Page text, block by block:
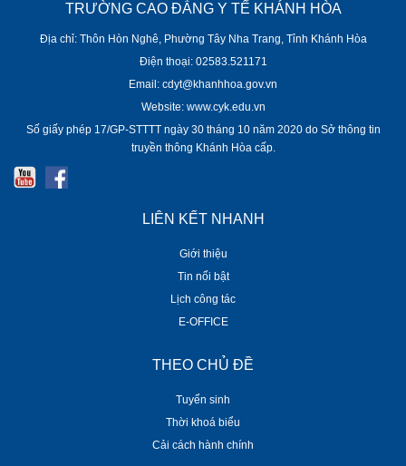
TRƯỜNG CAO ĐẲNG Y TẾ KHÁNH HÒA
Địa chỉ: Thôn Hòn Nghê, Phường Tây Nha Trang, Tỉnh Khánh Hòa
Điện thoại: 02583.521171
Email: cdyt@khanhhoa.gov.vn
Website: www.cyk.edu.vn
Số giấy phép 17/GP-STTTT ngày 30 tháng 10 năm 2020 do Sở thông tin
truyền thông Khánh Hòa cấp.
LIÊN KẾT NHANH
Giới thiệu
Tin nổi bật
Lịch công tác
E-OFFICE
THEO CHỦ ĐỀ
Tuyển sinh
Thời khoá biểu
Cải cách hành chính